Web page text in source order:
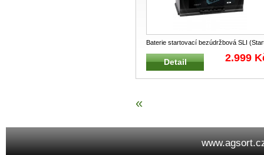
Baterie startovací bezúdržbová SLI
Light, Ignition) - Standardní sta
...
Detail 2.999
«